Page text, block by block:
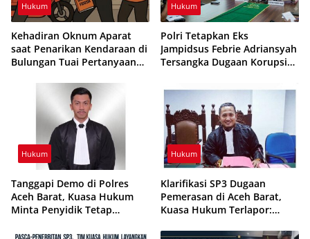
Hukum
Kehadiran Oknum Aparat
saat Penarikan Kendaraan di
Bulungan Tuai Pertanyaan
Hukum
Polri Tetapkan Eks
Jampidsus Febrie Adriansyah
Tersangka Dugaan Korupsi
Bentuk Panja
Hukum
Tanggapi Demo di Polres
Aceh Barat, Kuasa Hukum
Minta Penyidik Tetap
Hukum
Klarifikasi SP3 Dugaan
Pemerasan di Aceh Barat,
Kuasa Hukum Terlapor:
Hukum dan Adat